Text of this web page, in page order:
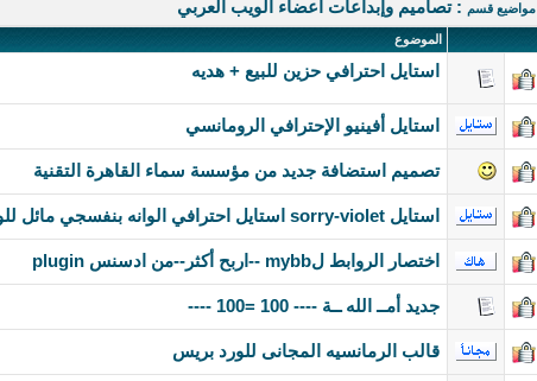
مواضيع قسم : تصاميم وإبداعات أعضاء الويب العربي
الموضوع
استايل احترافي حزين للبيع + هديه
استايل أفينيو الإحترافي الرومانسي
تصميم استضافة جديد من مؤسسة سماء القاهرة التقنية
استايل sorry-violet استايل احترافي الوانه بنفسجي مائل للوردي
اختصار الروابط لmybb --اربح أكثر--من ادسنس plugin
جديد أمــ الله ــة ---- 100 =100 ----
قالب الرمانسيه المجانى للورد بريس